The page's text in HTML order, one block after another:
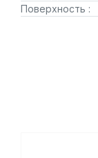
Поверхность :